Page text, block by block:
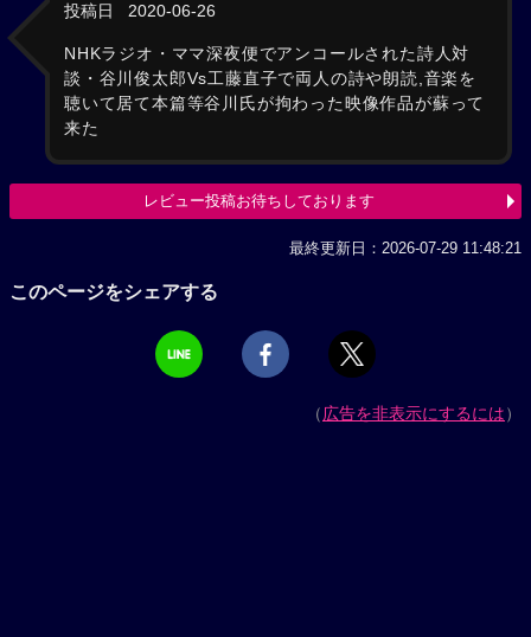
投稿日
2020-06-26
NHKラジオ・ママ深夜便でアンコールされた詩人対
談・谷川俊太郎Vs工藤直子で両人の詩や朗読,音楽を
聴いて居て本篇等谷川氏が拘わった映像作品が蘇って
来た
レビュー投稿お待ちしております
最終更新日：2026-07-29 11:48:21
このページをシェアする
（広告を非表示にするには）